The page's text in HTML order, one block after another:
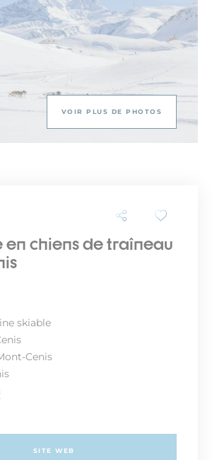
VOIR PLUS DE PHOTOS
en chiens de traîneau
skiable
Cenis
SITE WEB